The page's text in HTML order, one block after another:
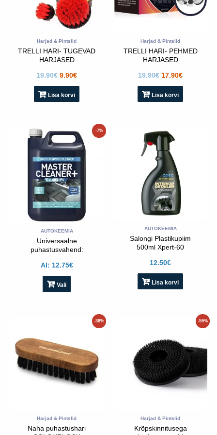
Harjad & Pintslid
TRELLI HARI- TUGEVAD
HARJASED
19.90€ 9.90€
Lisa korvi
Harjad & Pintslid
TRELLI HARI- PEHMED
HARJASED
19.90€ 17.90€
Lisa korvi
-7%
AUTOKEEMIA
Universaalne
puhastusvahend:
1:200
Al: 12.75€
Vali
Sellel
tootel
on
mitu
varianti.
Valikud
saab
teha
toote
AUTOKEEMIA
Salongi Plastikupiim
500ml Xpert-60
12.50€
Lisa korvi
-38%
Harjad & Pintslid
Naha puhastushari
12.00€.
Praegune
7.50€.
-59%
Harjad & Pintslid
Krõpskinnitusega
oli:
15.90€.
Praegune
6.50€.